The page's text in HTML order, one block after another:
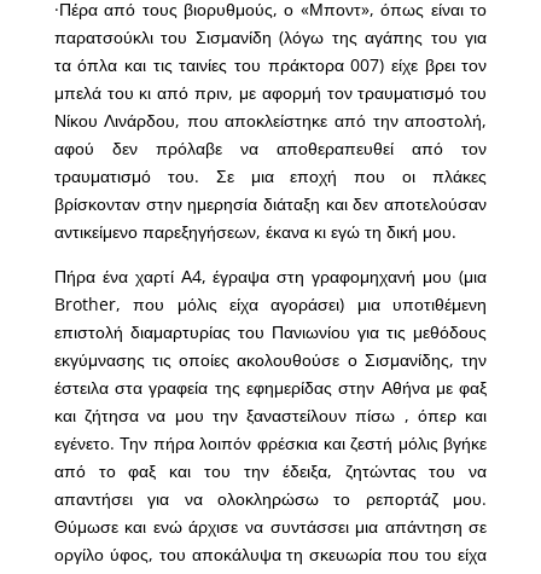
·Πέρα από τους βιορυθμούς, ο «Μποντ», όπως είναι το
παρατσούκλι του Σισμανίδη (λόγω της αγάπης του για
τα όπλα και τις ταινίες του πράκτορα 007) είχε βρει τον
μπελά του κι από πριν, με αφορμή τον τραυματισμό του
Νίκου Λινάρδου, που αποκλείστηκε από την αποστολή,
αφού δεν πρόλαβε να αποθεραπευθεί από τον
τραυματισμό του. Σε μια εποχή που οι πλάκες
βρίσκονταν στην ημερησία διάταξη και δεν αποτελούσαν
αντικείμενο παρεξηγήσεων, έκανα κι εγώ τη δική μου.
Πήρα ένα χαρτί Α4, έγραψα στη γραφομηχανή μου (μια
Brother, που μόλις είχα αγοράσει) μια υποτιθέμενη
επιστολή διαμαρτυρίας του Πανιωνίου για τις μεθόδους
εκγύμνασης τις οποίες ακολουθούσε ο Σισμανίδης, την
έστειλα στα γραφεία της εφημερίδας στην Αθήνα με φαξ
και ζήτησα να μου την ξαναστείλουν πίσω , όπερ και
εγένετο. Την πήρα λοιπόν φρέσκια και ζεστή μόλις βγήκε
από το φαξ και του την έδειξα, ζητώντας του να
απαντήσει για να ολοκληρώσω το ρεπορτάζ μου.
Θύμωσε και ενώ άρχισε να συντάσσει μια απάντηση σε
οργίλο ύφος, του αποκάλυψα τη σκευωρία που του είχα